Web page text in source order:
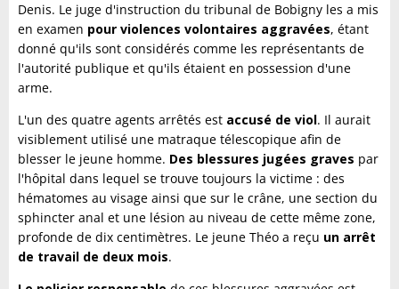
Denis. Le juge d'instruction du tribunal de Bobigny les a mis
en examen pour violences volontaires aggravées, étant
donné qu'ils sont considérés comme les représentants de
l'autorité publique et qu'ils étaient en possession d'une
arme.
L'un des quatre agents arrêtés est accusé de viol. Il aurait
visiblement utilisé une matraque télescopique afin de
blesser le jeune homme. Des blessures jugées graves par
l'hôpital dans lequel se trouve toujours la victime : des
hématomes au visage ainsi que sur le crâne, une section du
sphincter anal et une lésion au niveau de cette même zone,
profonde de dix centimètres. Le jeune Théo a reçu un arrêt
de travail de deux mois.